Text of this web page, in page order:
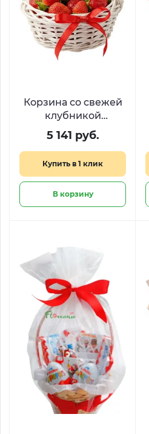
Корзина со свежей
клубникой
«Лукошко с
секретом»
5 141 руб.
Купить в 1 клик
В корзину